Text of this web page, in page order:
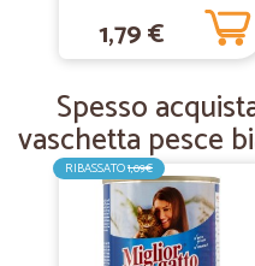
Vanessa P.
Affidabili e puntuali con i
Affidabili e puntuali con i tempi
1,79 €
Spesso
vaschetta pesce
RIBASSATO1,09€